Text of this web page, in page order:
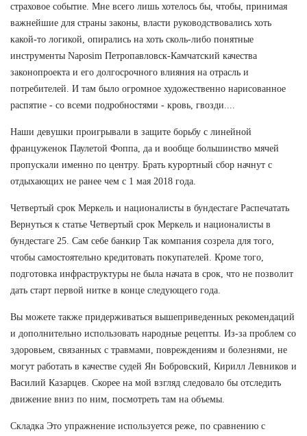
страховое событие. Мне всего лишь хотелось бы, чтобы, принимая
важнейшие для страны законы, власти руководствовались хоть
какой-то логикой, опирались на хоть сколь-либо понятные
инструменты Naposim Петропавловск-Камчатский качества
законопроекта и его долгосрочного влияния на отрасль и
потребителей. И там было огромное художественно нарисованное
распятие - со всеми подробностями - кровь, гвозди....
Наши девушки проигрывали в защите борьбу с линейной
француженок Паулетой Фоппа, да и вообще большинство мячей
пропускали именно по центру. Брать курортный сбор начнут с
отдыхающих не ранее чем с 1 мая 2018 года.
Четвертый срок Меркель и националисты в бундестаге Распечатать
Вернуться к статье Четвертый срок Меркель и националисты в
бундестаге 25. Сам себе банкир Так компания созрела для того,
чтобы самостоятельно кредитовать покупателей. Кроме того,
подготовка инфраструктуры не была начата в срок, что не позволит
дать старт первой нитке в конце следующего года.
Вы можете также придерживаться вышеприведенных рекомендаций
и дополнительно использовать народные рецепты. Из-за проблем со
здоровьем, связанных с травмами, повреждениям и болезнями, не
могут работать в качестве судей Ян Бобровский, Кирилл Левников и
Василий Казарцев. Скорее на мой взгляд следовало бы отследить
движение вниз по ним, посмотреть там на объемы.
Складка Это упражнение используется реже, по сравнению с